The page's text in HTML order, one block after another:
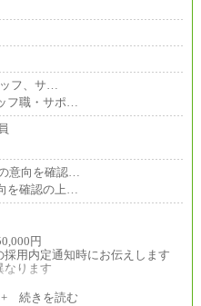
フ、サ…
フ職・サポ…
意向を確認…
を確認の上…
円
用内定通知時にお伝えします
ります
+ 続きを読む